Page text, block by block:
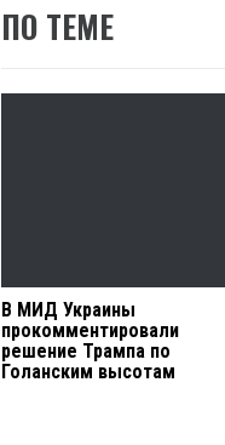
ПО ТЕМЕ
В МИД Украины
прокомментировали
решение Трампа по
Голанским высотам